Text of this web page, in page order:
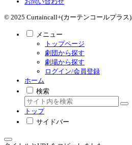
© 2025 Curtaincall+(カーテンコールプラス).
メニュー
トップページ
劇団から探す
劇場から探す
ログイン/会員登録
ホーム
検索
トップ
サイドバー